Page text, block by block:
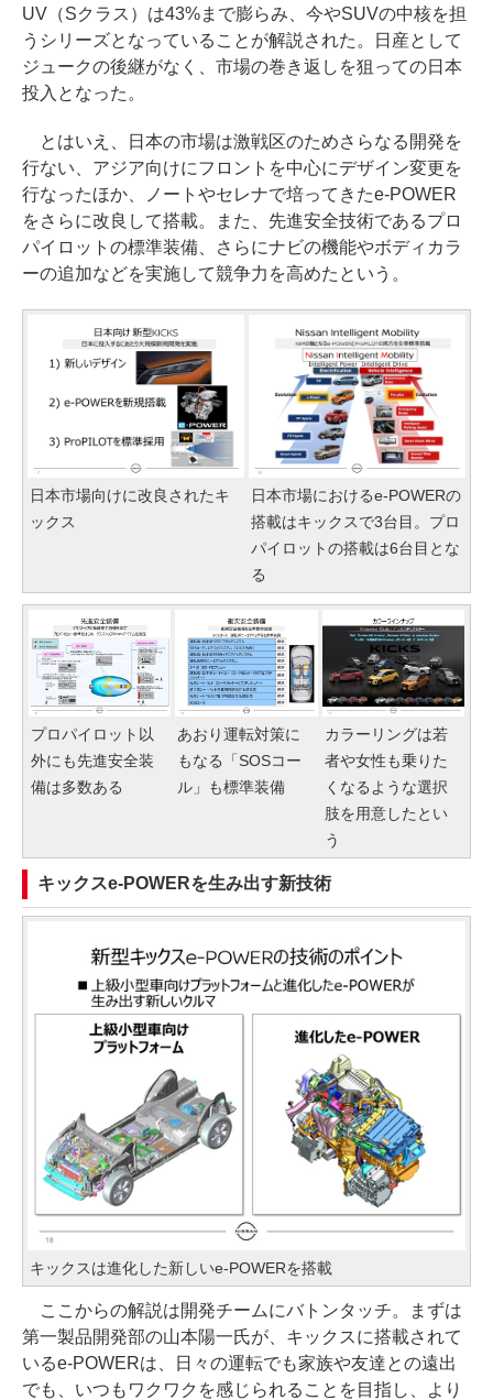
UV（Sクラス）は43%まで膨らみ、今やSUVの中核を担
うシリーズとなっていることが解説された。日産として
ジュークの後継がなく、市場の巻き返しを狙っての日本
投入となった。
とはいえ、日本の市場は激戦区のためさらなる開発を
行ない、アジア向けにフロントを中心にデザイン変更を
行なったほか、ノートやセレナで培ってきたe-POWER
をさらに改良して搭載。また、先進安全技術であるプロ
パイロットの標準装備、さらにナビの機能やボディカラ
ーの追加などを実施して競争力を高めたという。
日本市場向けに改良されたキ
ックス
日本市場におけるe-POWERの
搭載はキックスで3台目。プロ
パイロットの搭載は6台目とな
る
プロパイロット以
外にも先進安全装
備は多数ある
あおり運転対策に
もなる「SOSコー
ル」も標準装備
カラーリングは若
者や女性も乗りた
くなるような選択
肢を用意したとい
う
キックスe-POWERを生み出す新技術
キックスは進化した新しいe-POWERを搭載
ここからの解説は開発チームにバトンタッチ。まずは
第一製品開発部の山本陽一氏が、キックスに搭載されて
いるe-POWERは、日々の運転でも家族や友達との遠出
でも、いつもワクワクを感じられることを目指し、より